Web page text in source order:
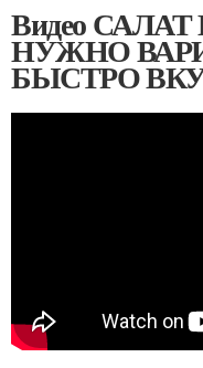
Видео
НУЖНО
БЫСТРО